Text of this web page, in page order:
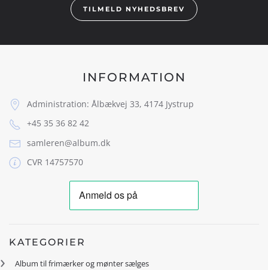
TILMELD NYHEDSBREV
INFORMATION
Administration: Ålbækvej 33, 4174 Jystrup
+45 35 36 82 42
samleren@album.dk
CVR 14757570
KATEGORIER
Album til frimærker og mønter sælges